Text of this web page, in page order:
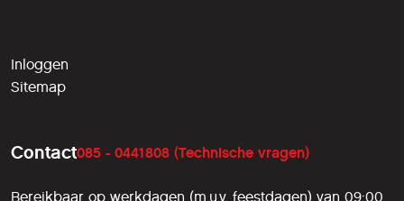
Inloggen
Sitemap
Contact085 - 0441808 (Technische vragen)
Bereikbaar op werkdagen (m.u.v. feestdagen) van 09:00